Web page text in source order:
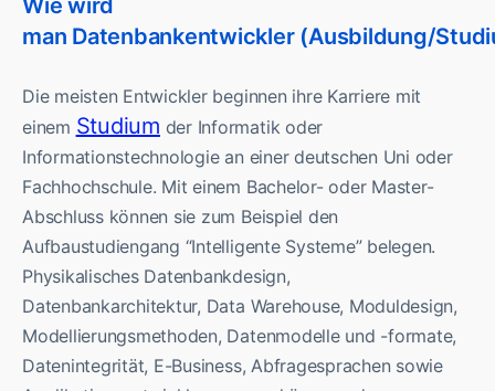
man Datenbankentwickler (Ausbildung/
Die meisten Entwickler beginnen ihre Karriere mit
einem Studium der Informatik oder
Informationstechnologie an einer deutschen Uni oder
Fachhochschule. Mit einem Bachelor- oder Master-
Abschluss können sie zum Beispiel den
Aufbaustudiengang “Intelligente Systeme” belegen.
Physikalisches Datenbankdesign,
Datenbankarchitektur, Data Warehouse, Moduldesign,
Modellierungsmethoden, Datenmodelle und -formate,
Datenintegrität, E-Business, Abfragesprachen sowie